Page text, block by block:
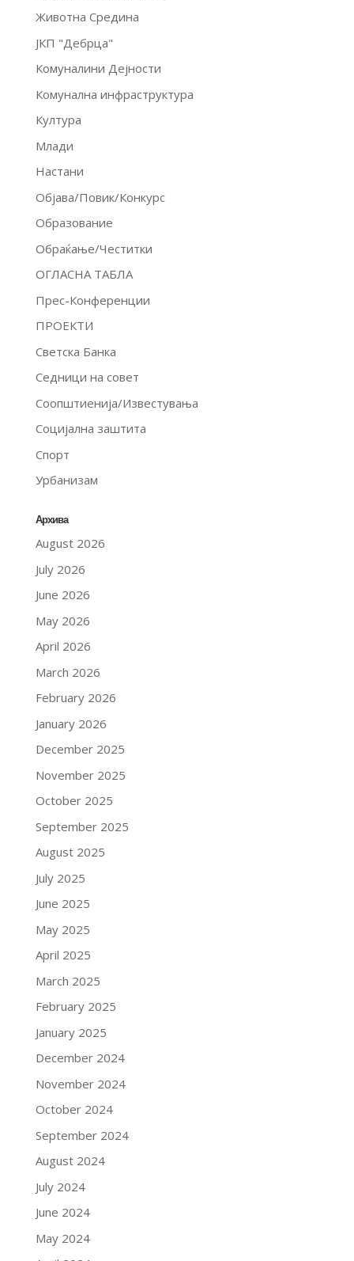
Животна Средина
ЈКП "Дебрца"
Комуналини Дејности
Комунална инфраструктура
Култура
Млади
Настани
Објава/Повик/Конкурс
Образование
Обраќање/Честитки
ОГЛАСНА ТАБЛА
Прес-Конференции
ПРОЕКТИ
Светска Банка
Седници на совет
Соопштиенија/Известувања
Социјална заштита
Спорт
Урбанизам
Архива
August 2026
July 2026
June 2026
May 2026
April 2026
March 2026
February 2026
January 2026
December 2025
November 2025
October 2025
September 2025
August 2025
July 2025
June 2025
May 2025
April 2025
March 2025
February 2025
January 2025
December 2024
November 2024
October 2024
September 2024
August 2024
July 2024
June 2024
May 2024